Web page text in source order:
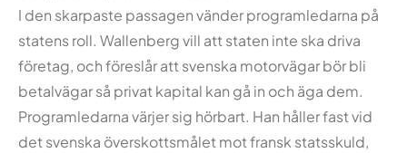
I den skarpaste passagen vänder programledarna på
statens roll. Wallenberg vill att staten inte ska driva
företag, och föreslår att svenska motorvägar bör bli
betalvägar så privat kapital kan gå in och äga dem.
Programledarna värjer sig hörbart. Han håller fast vid
det svenska överskottsmålet mot fransk statsskuld,